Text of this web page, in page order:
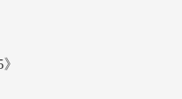
作品、謝榕蔚特為本展
市立美術館等三件建築
伸設計之互動體驗裝置